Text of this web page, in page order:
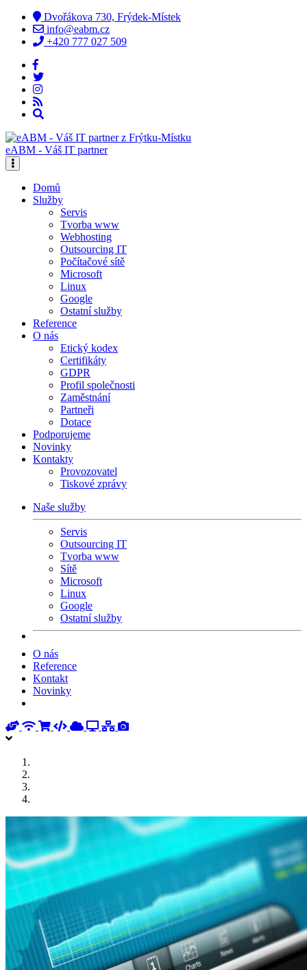
Dvořákova 730, Frýdek-Místek
info@eabm.cz
+420 777 027 509
eABM - Váš IT partner
Domů
Služby
Servis
Tvorba www
Webhosting
Outsourcing IT
Počítačové sítě
Microsoft
Linux
Google
Ostatní služby
Reference
O nás
Etický kodex
Certifikáty
GDPR
Profil společnosti
Zaměstnání
Partneři
Dotace
Podporujeme
Novinky
Kontakty
Provozovatel
Tiskové zprávy
Naše služby
Servis
Outsourcing IT
Tvorba www
Sítě
Microsoft
Linux
Google
Ostatní služby
O nás
Reference
Kontakt
Novinky